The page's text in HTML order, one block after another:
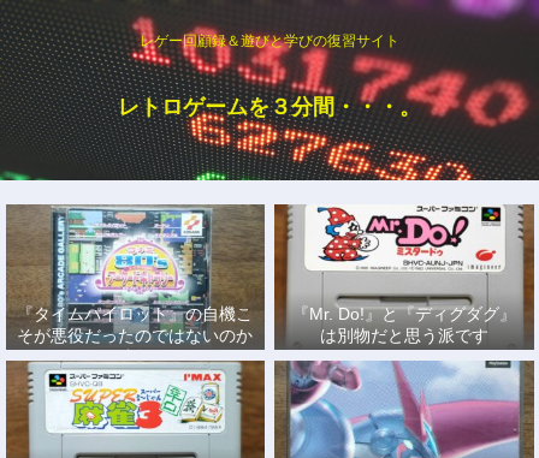
レゲー回顧録＆遊びと学びの復習サイト
レトロゲームを３分間・・・。
『タイムパイロット』の自機こ
そが悪役だったのではないのか
説
『Mr. Do!』と『ディグダグ』
は別物だと思う派です